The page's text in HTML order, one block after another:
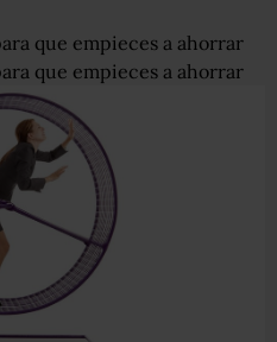
que empieces a ahorrar
que empieces a ahorrar